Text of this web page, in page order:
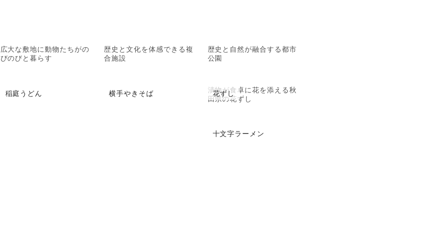
広大な敷地に動物たちがの
びのびと暮らす
歴史と文化を体感できる複
合施設
歴史と自然が融合する都市
公園
稲庭うどん 横手やきそば 花ずし
漬物が食卓に花を添える秋
田県の花ずし
十文字ラーメン